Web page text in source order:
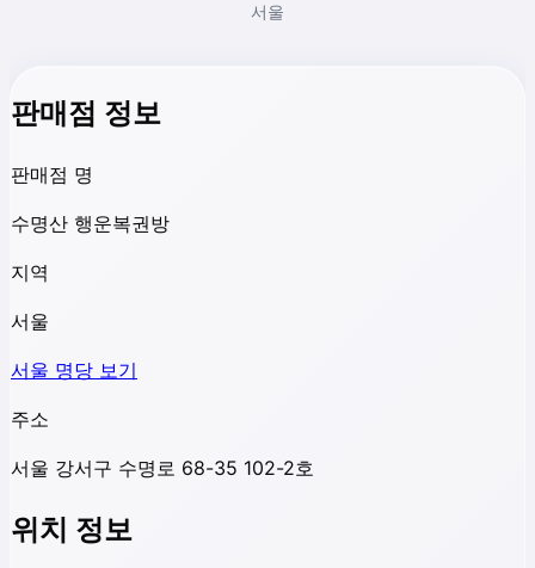
서울
판매점 정보
판매점 명
수명산 행운복권방
지역
서울
서울 명당 보기
주소
서울 강서구 수명로 68-35 102-2호
위치 정보